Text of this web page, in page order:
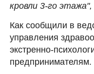
кровли 3-го
Как сообщили в
управления
экстренно-
предпринимателям.